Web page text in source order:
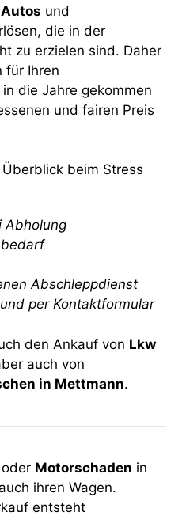
Autos und
die in der
zu erzielen sind. Daher
für Ihren
die Jahre gekommen
und fairen Preis
beim Stress
Abholung
Abschleppdienst
per Kontaktformular
den Ankauf von Lkw
auch von
in Mettmann.
oder Motorschaden in
ihren Wagen.
entsteht